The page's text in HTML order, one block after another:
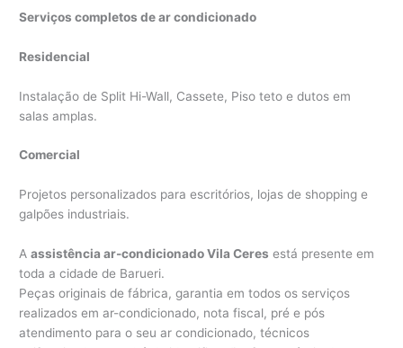
Serviços completos de ar condicionado
Residencial
Instalação de Split Hi-Wall, Cassete, Piso teto e dutos em
salas amplas.
Comercial
Projetos personalizados para escritórios, lojas de shopping e
galpões industriais.
Aassistência ar-condicionado Vila Ceres está presente em
toda a cidade de Barueri.
Peças originais de fábrica, garantia em todos os serviços
realizados em ar-condicionado, nota fiscal, pré e pós
atendimento para o seu ar condicionado, técnicos